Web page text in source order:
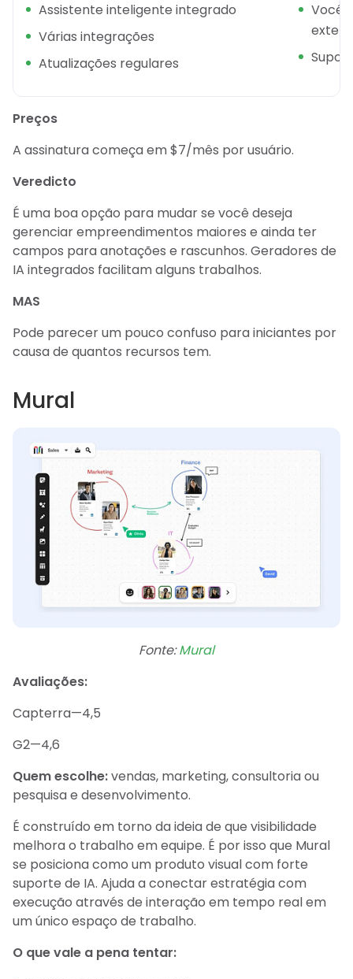
Assistente inteligente integrado
Várias integrações
Atualizações regulares
Você
Preços
A assinatura começa em $7/mês por usuário.
Veredicto
É uma boa opção para mudar se você deseja
gerenciar empreendimentos maiores e ainda ter
campos para anotações e rascunhos. Geradores de
IA integrados facilitam alguns trabalhos.
MAS
Pode parecer um pouco confuso para iniciantes por
causa de quantos recursos tem.
Mural
Fonte: Mural
Avaliações:
Capterra—4,5
G2—4,6
Quem escolhe:vendas, marketing, consultoria ou
pesquisa e desenvolvimento.
É construído em torno da ideia de que visibilidade
melhora o trabalho em equipe. É por isso que Mural
se posiciona como um produto visual com forte
suporte de IA. Ajuda a conectar estratégia com
execução através de interação em tempo real em
um único espaço de trabalho.
O que vale a pena tentar: